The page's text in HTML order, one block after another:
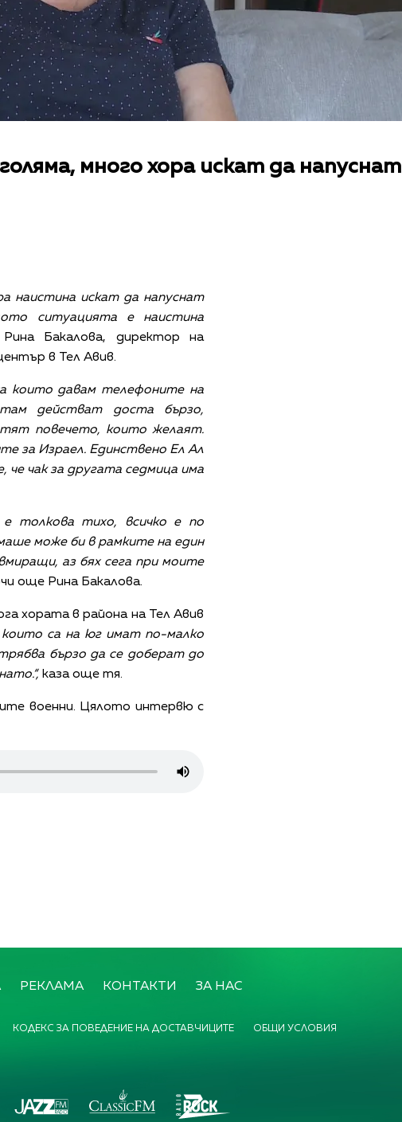
много хора искат да напуснат
наистина искат да напуснат
ситуацията е наистина
Бакалова, директор на
в Тел Авив.
които давам телефоните на
действат доста бързо,
повечето, които желаят.
за Израел. Единствено Ел Ал
че чак за другата седмица има
толкова тихо, всичко е по
може би в рамките на един
аз бях сега при моите
още Рина Бакалова.
хората в района на Тел Авив
които са на юг имат по-малко
бързо да се доберат до
каза още тя.
военни. Цялото интервю с
РЕКЛАМА КОНТАКТИ ЗА НАС
КОДЕКС ЗА ПОВЕДЕНИЕ НА ДОСТАВЧИЦИТЕ ОБЩИ УСЛОВИЯ